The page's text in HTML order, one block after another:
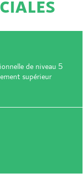
de niveau 5
supérieur